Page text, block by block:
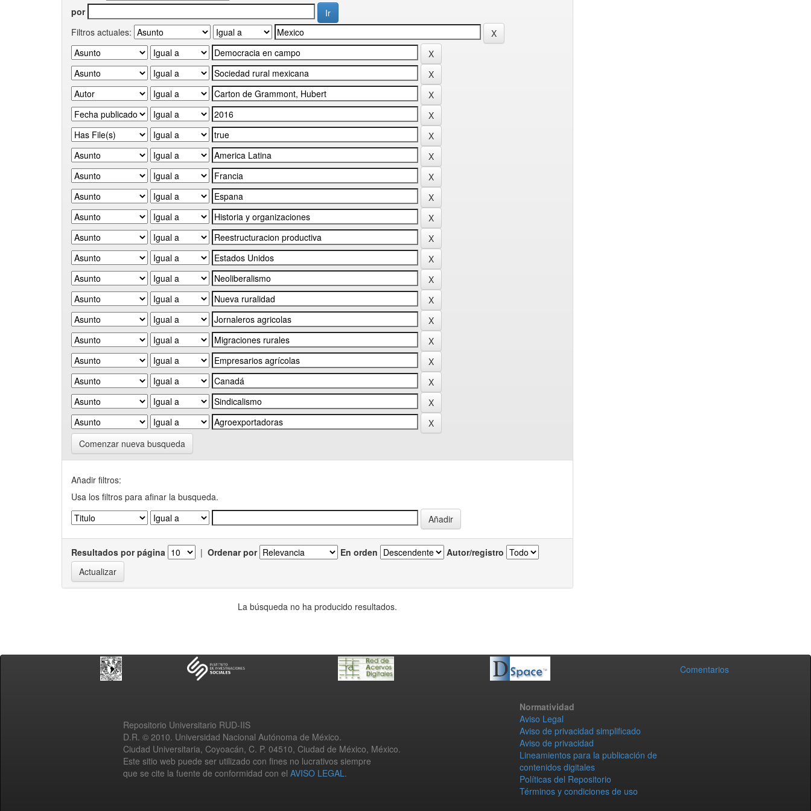
por
Filtros actuales:
Comenzar nueva busqueda
Añadir filtros:
Usa los filtros para afinar la busqueda.
Resultados por página | Ordenar por En orden Autor/registro
La búsqueda no ha producido resultados.
Comentarios
Repositorio Universitario RUD-IIS
D.R. © 2010. Universidad Nacional Autónoma de México.
Ciudad Universitaria, Coyoacán, C. P. 04510, Ciudad de México, México.
Este sitio web puede ser utilizado con fines no lucrativos siempre
que se cite la fuente de conformidad con el AVISO LEGAL.
Normatividad
Aviso Legal
Aviso de privacidad simplificado
Aviso de privacidad
Lineamientos para la publicación de
contenidos digitales
Políticas del Repositorio
Términos y condiciones de uso